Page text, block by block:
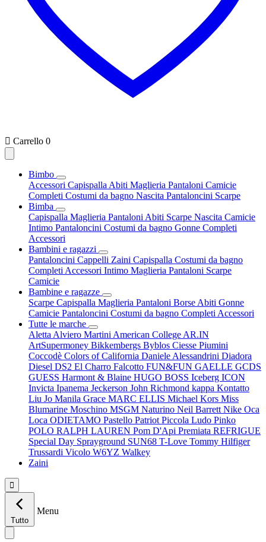
 Carrello 0
Bimbo
Accessori Capispalla Abiti Maglieria Pantaloni Camicie
Completi Costumi da bagno Nascita Pantaloncini Scarpe
Bimba
Capispalla Maglieria Pantaloni Abiti Scarpe Nascita Camicie
Intimo Pantaloncini Costumi da bagno Gonne Completi
Accessori
Bambini e ragazzi
Pantaloncini Cappelli Zaini Capispalla Costumi da bagno
Completi Accessori Intimo Maglieria Pantaloni Scarpe
Camicie
Bambine e ragazze
Scarpe Capispalla Maglieria Pantaloni Borse Abiti Gonne
Camicie Pantaloncini Costumi da bagno Completi Accessori
Tutte le marche
Aletta Alviero Martini American College AR.IN
ArtSupermoney Bikkembergs Byblos Ciesse Piumini
Coccodè Colors of California Daniele Alessandrini Diadora
Diesel DS2 El Charro Falcotto FUN&FUN GAELLE GCDS
GUESS Harmont & Blaine HUGO BOSS Iceberg ICON
Invicta Ipanema Jeckerson John Richmond kappa Kontatto
Liu Jo Manila Grace MARC ELLIS Michael Kors Miss
Blumarine Moschino MSGM Naturino Neil Barrett Nike Oca
Loca ODIETAMO Pastello Patriot Piccola Ludo Pinko
POLO RALPH LAUREN Pom D'Api Premiata REFRIGUE
Special Day Sprayground SUN68 T-Love Tommy Hilfiger
Trussardi Vicolo W6YZ Walkey
Zaini

Tutto
Menu